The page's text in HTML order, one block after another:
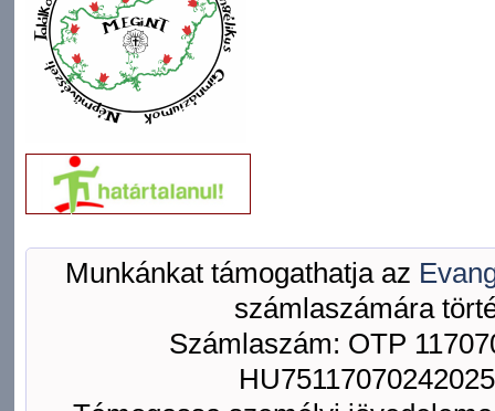
Munkánkat támogathatja az
számlaszámára
Számlaszám: OTP